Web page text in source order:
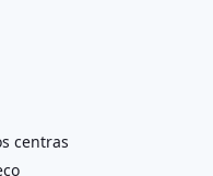
centras